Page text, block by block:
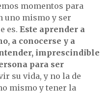
momentos para
uno mismo y ser
es. Este aprender a
a conocerse y a
imprescindible
para ser
su vida, y no la de
mismo y tener la